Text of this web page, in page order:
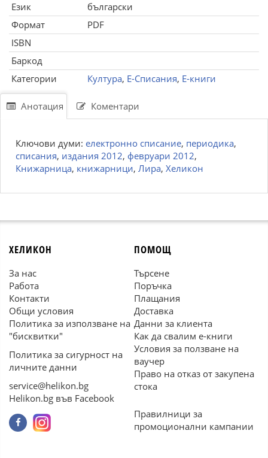
Език
български
Формат
PDF
ISBN
Баркод
Категории
Култура, Е-Списания, Е-книги
Анотация Коментари
Ключови думи: електронно списание, периодика,
списания, издания 2012, февруари 2012,
Книжарница, книжарници, Лира, Хеликон
ХЕЛИКОН
За нас
Работа
Контакти
Общи условия
Политика за използване на
"бисквитки"
Политика за сигурност на
личните данни
service@helikon.bg
Helikon.bg във Facebook
ПОМОЩ
Търсене
Поръчка
Плащания
Доставка
Данни за клиента
Как да свалим е-книги
Условия за ползване на
ваучер
Право на отказ от закупена
стока
Правилници за
промоционални кампании